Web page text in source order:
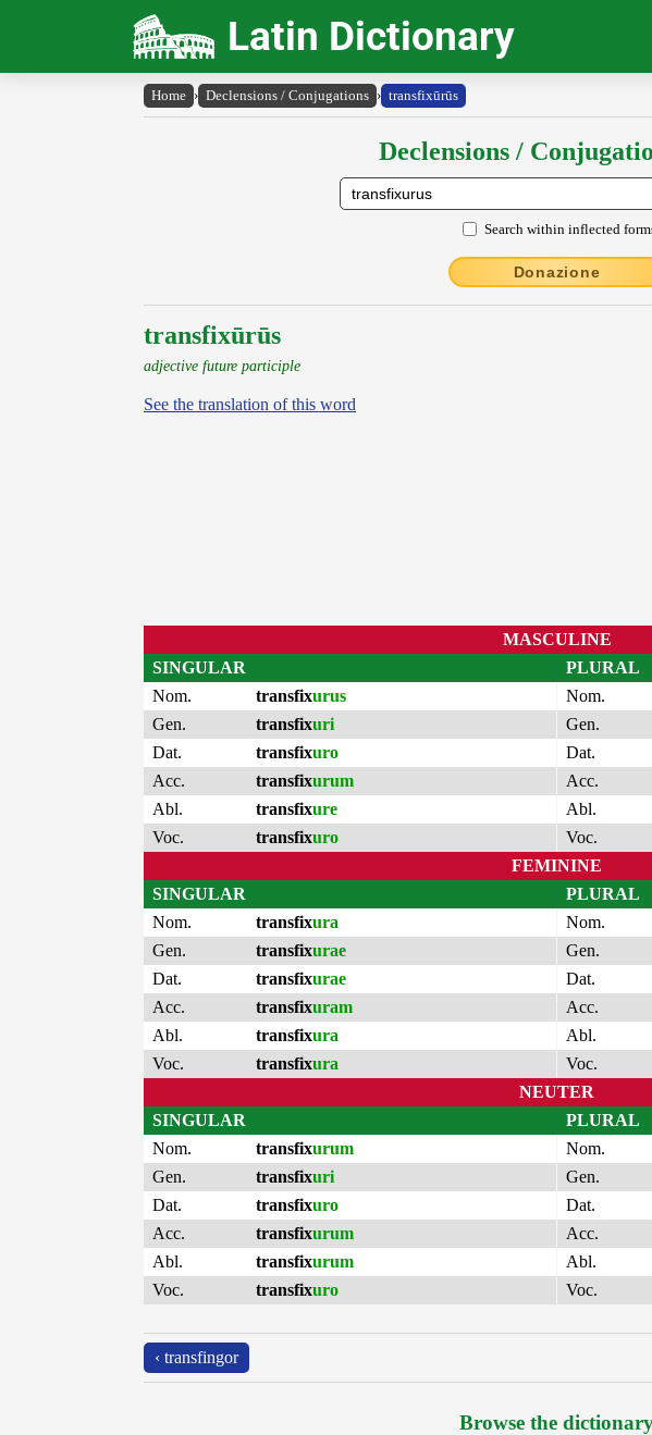
Latin Dictionary
Home › Declensions / Conjugations › transfixūrūs
Declensions /
Search within inflected
Donazione
transfixūrūs
adjective future participle
See the translation of this word
MASCULINE
SINGULAR
Nom.
transfixurus
Gen.
transfixuri
Dat.
transfixuro
Acc.
transfixurum
Abl.
transfixure
Voc.
transfixuro
PLURAL
Nom.
Gen.
Dat.
Acc.
Abl.
Voc.
FEMININE
SINGULAR
Nom.
transfixura
Gen.
transfixurae
Dat.
transfixurae
Acc.
transfixuram
Abl.
transfixura
Voc.
transfixura
PLURAL
Nom.
Gen.
Dat.
Acc.
Abl.
Voc.
NEUTER
SINGULAR
Nom.
transfixurum
Gen.
transfixuri
Dat.
transfixuro
Acc.
transfixurum
Abl.
transfixurum
Voc.
transfixuro
PLURAL
Nom.
Gen.
Dat.
Acc.
Abl.
Voc.
‹ transfingor
Browse the